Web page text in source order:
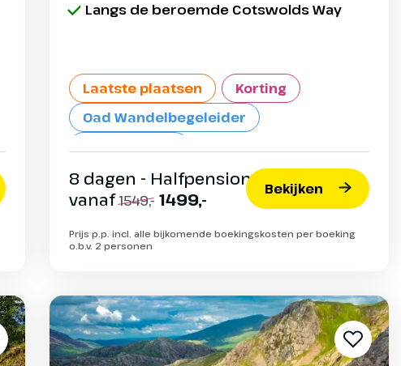
Langs de beroemde Cotswolds Way
Laatste plaatsen
Korting
Oad Wandelbegeleider
8 dagen - Halfpension
vanaf1549,- 1499,- Bekijken
Prijs p.p. incl. alle bijkomende boekingskosten per boeking
o.b.v. 2 personen